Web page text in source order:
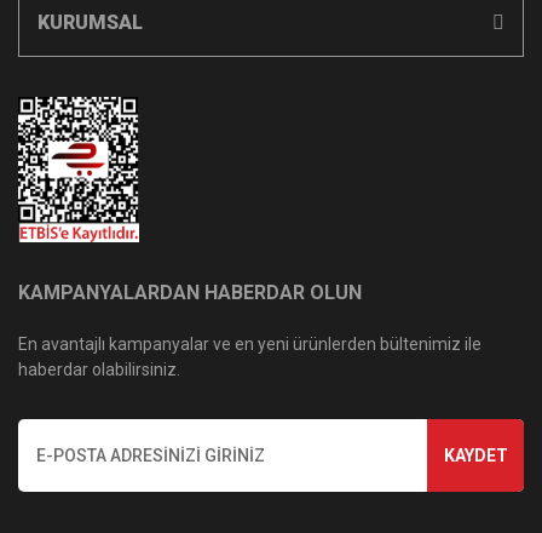
KURUMSAL
KAMPANYALARDAN HABERDAR OLUN
En avantajlı kampanyalar ve en yeni ürünlerden bültenimiz ile
haberdar olabilirsiniz.
KAYDET